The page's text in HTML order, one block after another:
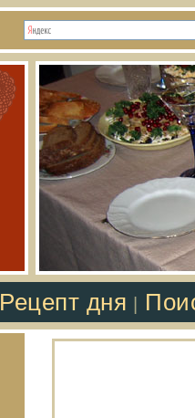
Рецепт дня